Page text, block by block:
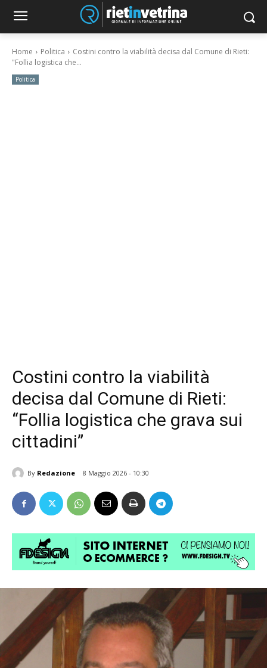
Home Politica
Costini contro la viabilità decisa dal Comune di Rieti:
"Follia logistica che...
Politica
Costini contro la viabilità
decisa dal Comune di Rieti:
“Follia logistica che grava sui
cittadini”
By Redazione 8 Maggio 2026 - 10:30